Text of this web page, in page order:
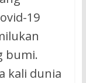
19
bumi.
kali dunia